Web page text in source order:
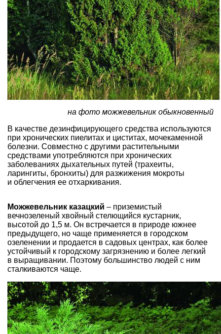
на фото можжевельник обыкновенный
В качестве дезинфицирующего средства используются
при хронических пиелитах и циститах, мочекаменной
болезни. Совместно с другими растительными
средствами употребляются при хронических
заболеваниях дыхательных путей (трахеиты,
ларингиты, бронхиты) для разжижения мокроты
и облегчения ее отхаркивания.
Можжевельник казацкий – приземистый
вечнозеленый хвойный стелющийся кустарник,
высотой до 1,5 м. Он встречается в природе южнее
предыдущего, но чаще применяется в городском
озеленении и продается в садовых центрах, как более
устойчивый к городскому загрязнению и более легкий
в выращивании. Поэтому большинство людей с ним
сталкиваются чаще.